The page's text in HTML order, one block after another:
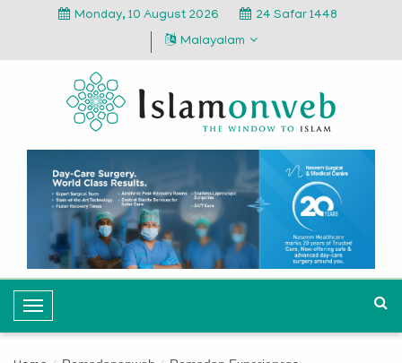
Monday, 10 August 2026
24 Safar 1448
Malayalam
T
o